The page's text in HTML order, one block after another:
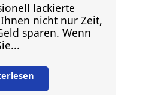
lackierte
nicht nur Zeit,
sparen. Wenn